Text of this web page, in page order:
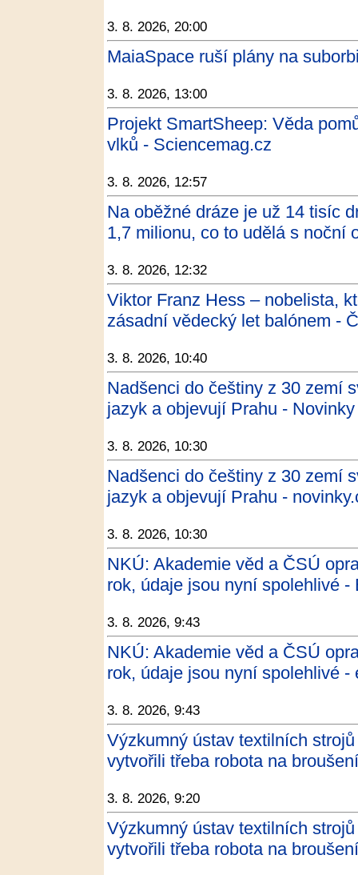
3. 8. 2026, 20:00
MaiaSpace ruší plány na
3. 8. 2026, 13:00
Projekt SmartSheep: Věda
vlků - Sciencemag.cz
3. 8. 2026, 12:57
Na oběžné dráze je už 14 tisíc
1,7 milionu, co to udělá s noční
3. 8. 2026, 12:32
Viktor Franz Hess – nobelista,
zásadní vědecký let balónem -
3. 8. 2026, 10:40
Nadšenci do češtiny z 30 zemí
jazyk a objevují Prahu - Novinky
3. 8. 2026, 10:30
Nadšenci do češtiny z 30 zemí
jazyk a objevují Prahu -
3. 8. 2026, 10:30
NKÚ: Akademie věd a ČSÚ
rok, údaje jsou nyní spolehlivé -
3. 8. 2026, 9:43
NKÚ: Akademie věd a ČSÚ
rok, údaje jsou nyní spolehlivé -
3. 8. 2026, 9:43
Výzkumný ústav textilních
vytvořili třeba robota na
3. 8. 2026, 9:20
Výzkumný ústav textilních
vytvořili třeba robota na